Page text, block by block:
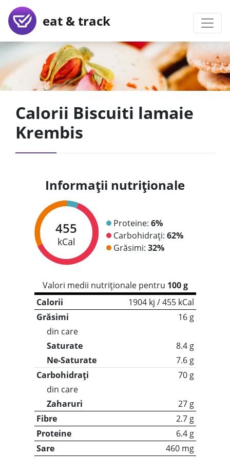
eat & track
Calorii Biscuiti lamaie
Krembis
Informații nutriționale
455
kCal
Proteine: 6%
Carbohidrați: 62%
Grăsimi: 32%
Valori medii nutriționale pentru 100 g
Calorii
1904 kj / 455 kCal
Grăsimi
16 g
din care
Saturate
8.4 g
Ne-Saturate
7.6 g
Carbohidrați
70 g
din care
Zaharuri
27 g
Fibre
2.7 g
Proteine
6.4 g
Sare
460 mg